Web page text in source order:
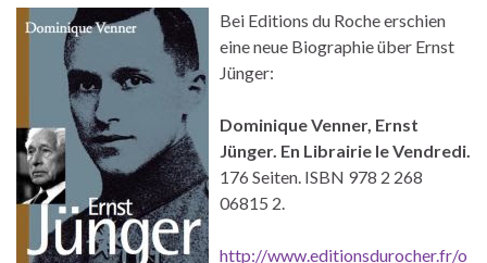
Bei Editions du Roche erschien
eine neue Biographie über Ernst
Jünger:
Dominique Venner, Ernst
Jünger. En Librairie le Vendredi.
176 Seiten. ISBN 978 2 268
06815 2.
http://www.editionsdurocher.fr/o